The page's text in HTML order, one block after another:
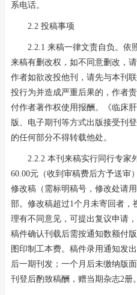
系电话。
2.2 投稿事项
2.2.1 来稿一律文责自负。依
来稿有删改权，如不同意删改，
作者如欲改投他刊，请先与本刊
投行为并造成严重后果的，作者
付作者著作权使用报酬。《临床
版、电子期刊等方式出版接受刊
的任何部分不得转载他处。
2.2.2 本刊来稿实行同行专家
60.00元（收到审稿费后方予送审
修改稿（需标明稿号，修改处请
部。修改稿超过1个月未寄回者，
理有不同意见，可提出复议申请
稿件确认刊载后需按通知数额付
图印制工本费。稿件录用通知发
后一期刊发；一个月后未缴纳版
刊登后酌致稿酬，赠当期杂志2册。